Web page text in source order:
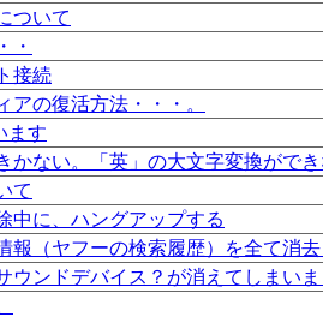
ついて
・
接続
アの復活方法・・・。
ます
かない。「英」の大文字変換がで
て
中に、ハングアップする
報（ヤフーの検索履歴）を全て消
ウンドデバイス？が消えてしまい